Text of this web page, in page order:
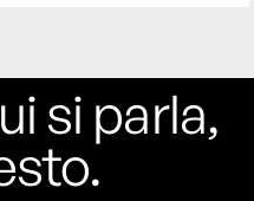
si parla,